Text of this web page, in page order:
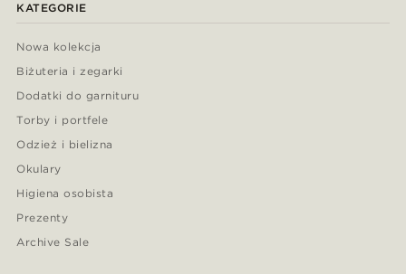
KATEGORIE
Nowa kolekcja
Biżuteria i zegarki
Dodatki do garnituru
Torby i portfele
Odzież i bielizna
Okulary
Higiena osobista
Prezenty
Archive Sale